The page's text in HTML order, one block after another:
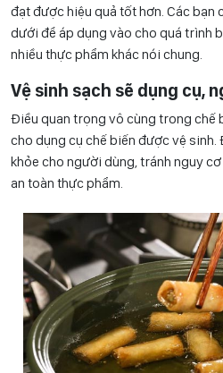
đạt được hiệu quả tốt hơn. Các bạn
dưới để áp dụng vào cho quá trình
nhiều thực phẩm khác nói chung.
Vệ sinh sạch sẽ dụng cụ,
Điều quan trọng vô cùng trong chế
cho dụng cụ chế biến được vệ
khỏe cho người dùng, tránh nguy
an toàn thực phẩm.